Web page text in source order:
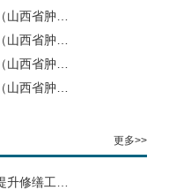
山西省肿…
山西省肿…
山西省肿…
山西省肿…
更多>>
升修缮工…